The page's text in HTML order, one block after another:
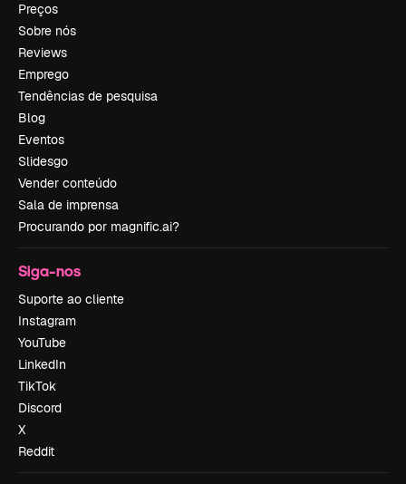
Preços
Sobre nós
Reviews
Emprego
Tendências de pesquisa
Blog
Eventos
Slidesgo
Vender conteúdo
Sala de imprensa
Procurando por magnific.ai?
Siga-nos
Suporte ao cliente
Instagram
YouTube
LinkedIn
TikTok
Discord
X
Reddit